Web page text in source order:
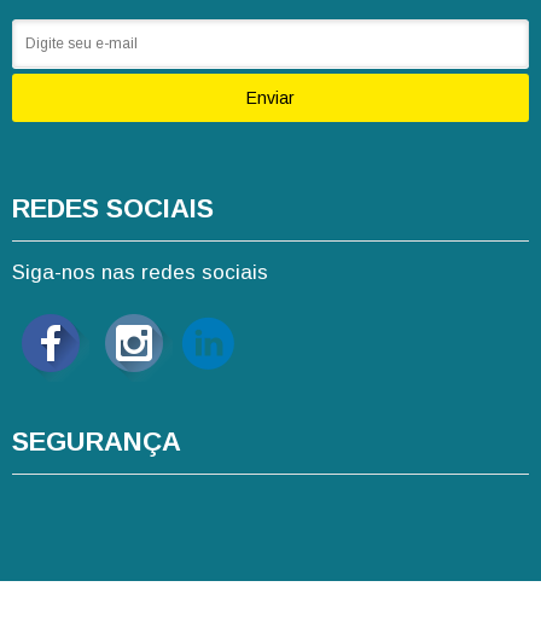
Enviar
REDES SOCIAIS
Siga-nos nas redes sociais
SEGURANÇA